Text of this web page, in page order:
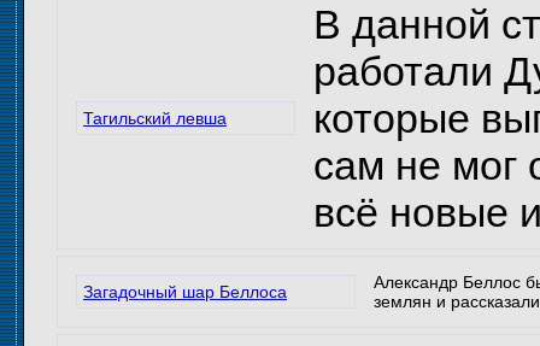
Тагильский левша
В данной
работали
которые
сам не мог
всё новые
Загадочный шар Беллоса
Александр Беллос
землян и